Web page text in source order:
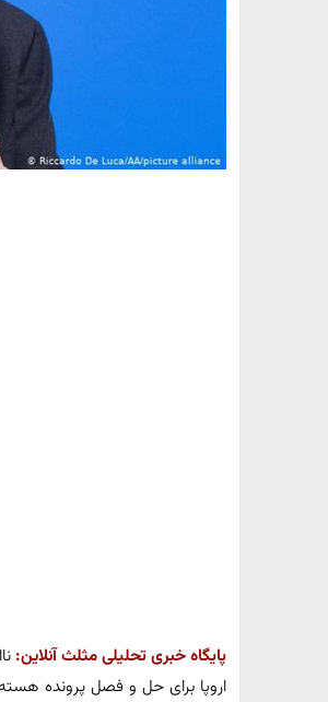
پایگاه خبری تحلیلی مثلث آنلاین:
اروپا برای حل و فصل پرونده